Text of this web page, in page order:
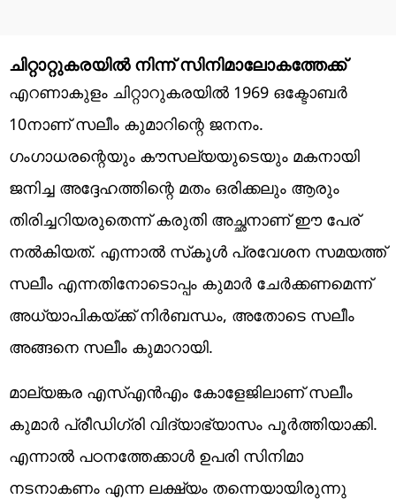
ചിറ്റാറ്റുകരയില്‍ നിന്ന് സിനിമാലോകത്തേക്ക്
എറണാകുളം ചിറ്റാറുകരയില്‍ 1969 ഒക്ടോബര്‍
10നാണ് സലീം കുമാറിന്റെ ജനനം.
ഗംഗാധരന്റെയും കൗസല്യയുടെയും മകനായി
ജനിച്ച അദ്ദേഹത്തിന്റെ മതം ഒരിക്കലും ആരും
തിരിച്ചറിയരുതെന്ന് കരുതി അച്ഛനാണ് ഈ പേര്
നല്‍കിയത്. എന്നാല്‍ സ്‌കൂള്‍ പ്രവേശന സമയത്ത്
സലീം എന്നതിനോടൊപ്പം കുമാര്‍ ചേര്‍ക്കണമെന്ന്
അധ്യാപികയ്ക്ക് നിര്‍ബന്ധം, അതോടെ സലീം
അങ്ങനെ സലീം കുമാറായി.
മാല്യങ്കര എസ്എന്‍എം കോളേജിലാണ് സലീം
കുമാര്‍ പ്രീഡിഗ്രി വിദ്യാഭ്യാസം പൂര്‍ത്തിയാക്കി.
എന്നാല്‍ പഠനത്തേക്കാള്‍ ഉപരി സിനിമാ
നടനാകണം എന്ന ലക്ഷ്യം തന്നെയായിരുന്നു